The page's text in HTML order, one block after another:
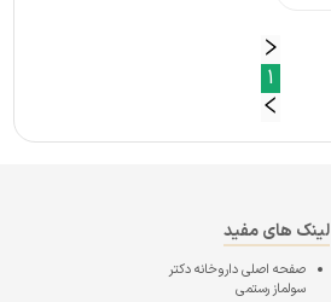
1
لینک های مفید
صفحه اصلیداروخانه دکتر
سولماز رستمی